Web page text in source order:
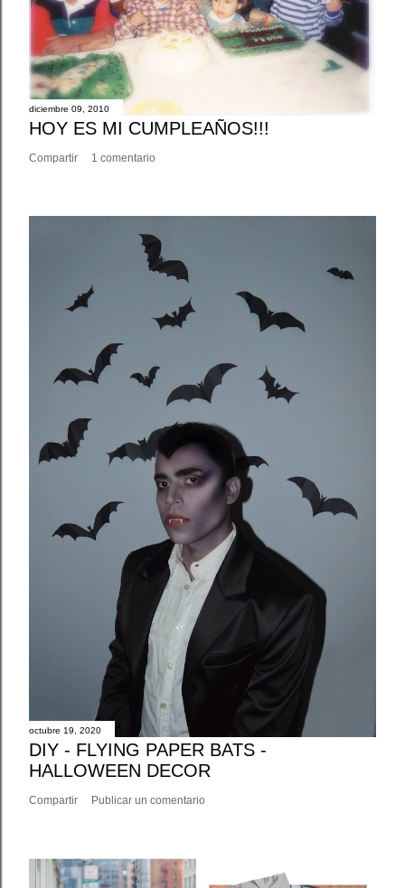
diciembre 09, 2010
HOY ES MI CUMPLEAÑOS!!!
Compartir 1 comentario
octubre 19, 2020
DIY - FLYING PAPER BATS -
HALLOWEEN DECOR
Compartir Publicar un comentario